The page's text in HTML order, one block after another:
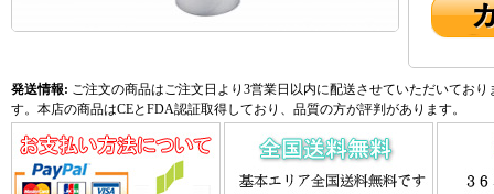
発送情報: ご注文の商品はご注文日より3営業日以内に配送させていただいてお
す。本店の商品はCEとFDA認証取得しており、品質の方が評判があります。